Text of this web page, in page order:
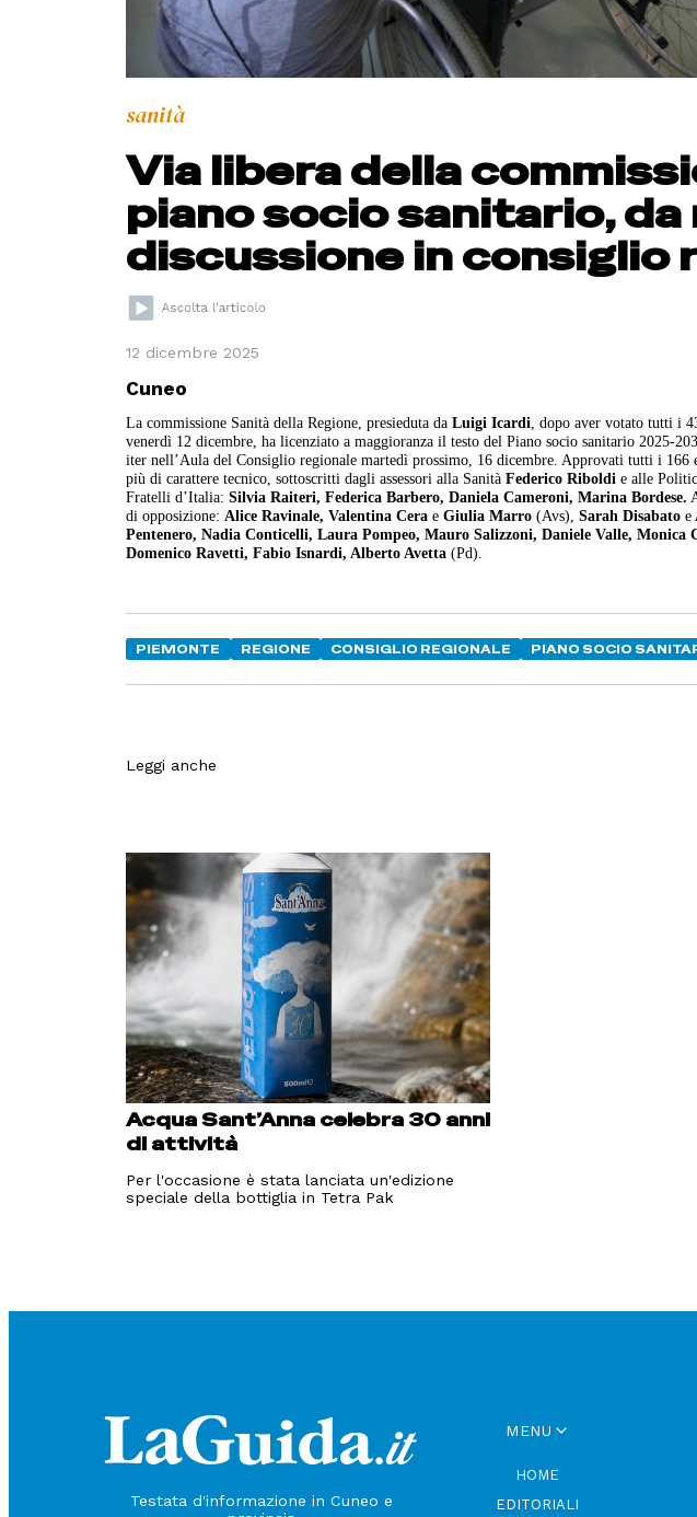
sanità
Via libera della
piano socio sanitario,
discussione in consiglio
12 dicembre 2025
Cuneo
La commissione Sanità della Regione, presieduta daLuigi Icardi, dopo aver votato tutti i
venerdì 12 dicembre, ha licenziato a maggioranza il testo del Piano socio sanitario 2025-
iter nell’Aula del Consiglio regionale martedì prossimo, 16 dicembre. Approvati tutti i 166
più di carattere tecnico, sottoscritti dagli assessori alla SanitàFederico Riboldi e alle
Fratelli d’Italia:Silvia Raiteri, Federica Barbero, Daniela Cameroni, Marina Bordese.
di opposizione:Alice Ravinale, Valentina Cerae Giulia Marro (Avs),Sarah Disabatoe
Pentenero, Nadia Conticelli, Laura Pompeo, Mauro Salizzoni, Daniele Valle, Monica
Domenico Ravetti, Fabio Isnardi, Alberto Avetta (Pd).
PIEMONTE REGIONE CONSIGLIO REGIONALE PIANO SOCIO
Leggi anche
Acqua Sant’Anna celebra 30 anni
di attività
Per l'occasione è stata lanciata un'edizione
speciale della bottiglia in Tetra Pak
Testata d'informazione in Cuneo e
MENU
HOME
EDITORIALI